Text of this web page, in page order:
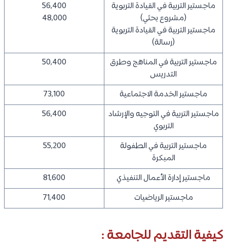
ماجستير التربية في القيادة التربوية
(مشروع بحثي)
ماجستير التربية في القيادة التربوية
(رسالة)
56,400
48,000
ماجستير التربية في المناهج وطرق
التدريس
50,400
ماجستير الخدمة الاجتماعية
73,100
ماجستير التربية في التوجيه والإرشاد
التربوي
56,400
ماجستير التربية في الطفولة
المبكرة
55,200
ماجستير إدارة الأعمال التنفيذي
81,600
ماجستير الرياضيات
71,400
كيفية التقديم للجامعة :